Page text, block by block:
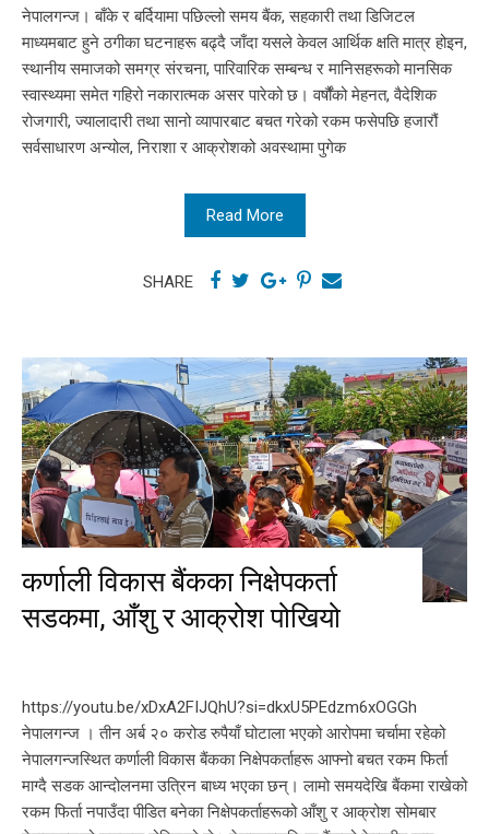
नेपालगन्ज। बाँके र बर्दियामा पछिल्लो समय बैंक, सहकारी तथा डिजिटल
माध्यमबाट हुने ठगीका घटनाहरू बढ्दै जाँदा यसले केवल आर्थिक क्षति मात्र होइन,
स्थानीय समाजको समग्र संरचना, पारिवारिक सम्बन्ध र मानिसहरूको मानसिक
स्वास्थ्यमा समेत गहिरो नकारात्मक असर पारेको छ। वर्षौंको मेहनत, वैदेशिक
रोजगारी, ज्यालादारी तथा सानो व्यापारबाट बचत गरेको रकम फसेपछि हजारौं
सर्वसाधारण अन्योल, निराशा र आक्रोशको अवस्थामा पुगेक
Read More
SHARE
कर्णाली विकास बैंकका निक्षेपकर्ता
सडकमा, आँशु र आक्रोश पोखियो
https://youtu.be/xDxA2FIJQhU?si=dkxU5PEdzm6xOGGh
नेपालगन्ज । तीन अर्ब २० करोड रुपैयाँ घोटाला भएको आरोपमा चर्चामा रहेको
नेपालगन्जस्थित कर्णाली विकास बैंकका निक्षेपकर्ताहरू आफ्नो बचत रकम फिर्ता
माग्दै सडक आन्दोलनमा उत्रिन बाध्य भएका छन्। लामो समयदेखि बैंकमा राखेको
रकम फिर्ता नपाउँदा पीडित बनेका निक्षेपकर्ताहरूको आँशु र आक्रोश सोमबार